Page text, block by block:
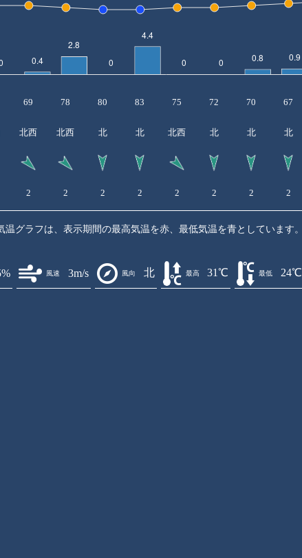
69 78 80 83 75 72 70 67
北西 北西 北 北 北西 北 北 北
2 2 2 2 2 2 2 2
温グラフは、表示期間の最高気温を赤、最低気温を青としています。
風速 3m/s 風向 北 最高 31℃ 最低 24℃